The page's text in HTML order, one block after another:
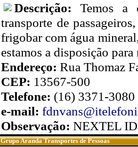
Descrição: Temos a
transporte de
frigobar com água
estamos a disposição
Endereço: Rua Thomaz
CEP: 13567-500
Telefone: (16) 3371-
e-mail:
Observação: NEXTEL
Grupo Aranda Transportes de Pessoas